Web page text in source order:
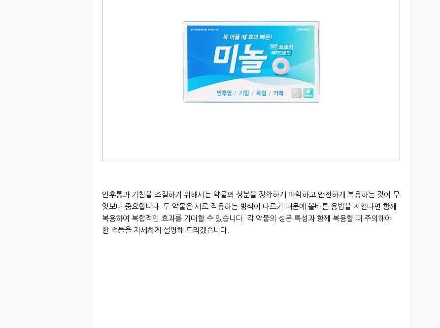
인후통과 기침을 조절하기 위해서는 약물의 성분을 정확하게 파악하고 안전하게 복용하는 것이 무
엇보다 중요합니다. 두 약물은 서로 작용하는 방식이 다르기 때문에 올바른 용법을 지킨다면 함께
복용하여 복합적인 효과를 기대할 수 있습니다. 각 약물의 성분 특성과 함께 복용할 때 주의해야
할 점들을 자세하게 설명해 드리겠습니다.